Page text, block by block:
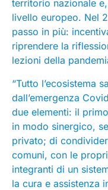
territorio nazionale
livello europeo. Nel
passo in più:
riprendere la
lezioni della
“Tutto l’ecosistema
dall’emergenza
due elementi: il
in modo sinergico,
privato; di
comuni, con le
integranti di un
la cura e assistenza